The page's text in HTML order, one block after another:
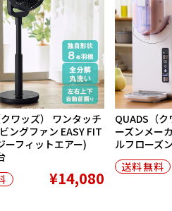
ワッズ） ワンタッチ
ングファン EASY FIT
ーフィットエアー)
¥14,080
QUADS（
ーズンメー
ルフローズ
送料無料